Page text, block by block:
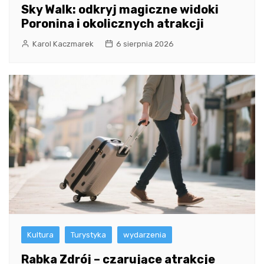
Sky Walk: odkryj magiczne widoki
Poronina i okolicznych atrakcji
Karol Kaczmarek 6 sierpnia 2026
Kultura Turystyka wydarzenia
Rabka Zdrój – czarujące atrakcje